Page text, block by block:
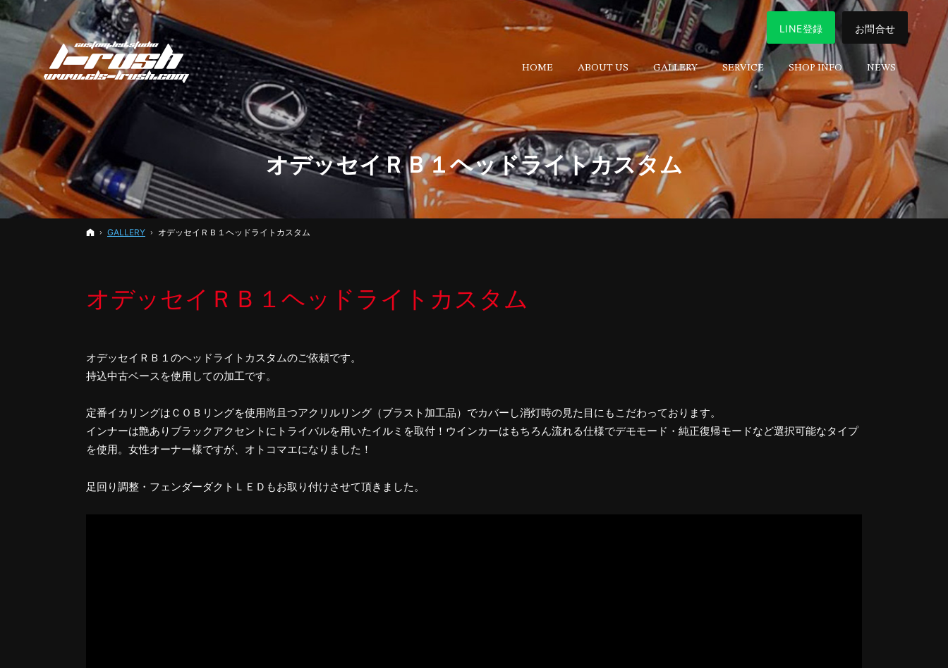
オデッセイＲＢ１ヘッドライトカスタム
ホーム
GALLERY オデッセイＲＢ１ヘッドライトカスタム
オデッセイＲＢ１ヘッドライトカスタム
オデッセイＲＢ１のヘッドライトカスタムのご依頼です。
持込中古ベースを使用しての加工です。
定番イカリングはＣＯＢリングを使用尚且つアクリルリング（ブラスト加工品）でカバーし消灯時の見た目にもこだわっております。
​インナーは艶ありブラックアクセントにトライバルを用いたイルミを取付！ウインカーはもちろん流れる仕様でデモモード・純正復帰モードなど選択可能なタイプ
を使用。女性オーナー様ですが、オトコマエになりました！
足回り調整・フェンダーダクトＬＥＤもお取り付けさせて頂きました。
LINE登録 お問合せ
HOME ABOUT US GALLERY SERVICE SHOP INFO NEWS